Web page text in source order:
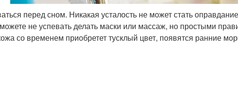
перед сном. Никакая усталость не может стать
не успевать делать маски или массаж, но простыми
со временем приобретет тусклый цвет, появятся ранние